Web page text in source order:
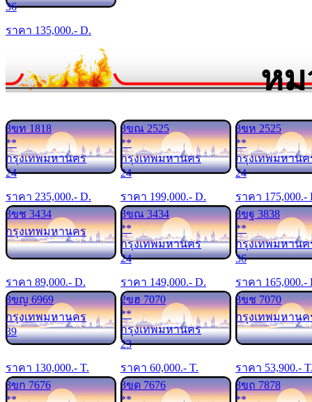
36
ราคา 135,000.- D.
หม
3ขท 1818
**
กรุงเทพมหานคร
24
ราคา 235,000.- D.
3ขณ 2525
**
กรุงเทพมหานคร
24
ราคา 199,000.- D.
3ขห 2525
**
กรุงเทพมหานค
24
ราคา 175,000.-
3ขช 3434
กรุงเทพมหานคร
ราคา 89,000.- D.
3ขณ 3434
**
กรุงเทพมหานคร
24
ราคา 149,000.- D.
3ขฐ 3838
**
กรุงเทพมหานค
36
ราคา 165,000.-
3ขญ 6969
กรุงเทพมหานคร
39
ราคา 130,000.- T.
2ขฮ 7070
**
กรุงเทพมหานคร
23
ราคา 60,000.- T.
3ขช 7070
กรุงเทพมหานค
ราคา 53,900.-
3ขก 7676
3ขด 7676
3ขถ 7878